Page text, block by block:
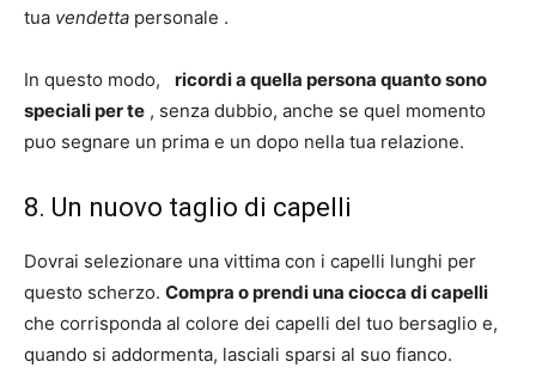
tua vendetta personale .
In questo modo, ricordi a quella persona quanto sono
speciali per te , senza dubbio, anche se quel momento
puo segnare un prima e un dopo nella tua relazione.
8. Un nuovo taglio di capelli
Dovrai selezionare una vittima con i capelli lunghi per
questo scherzo. Compra o prendi una ciocca di capelli
che corrisponda al colore dei capelli del tuo bersaglio e,
quando si addormenta, lasciali sparsi al suo fianco.